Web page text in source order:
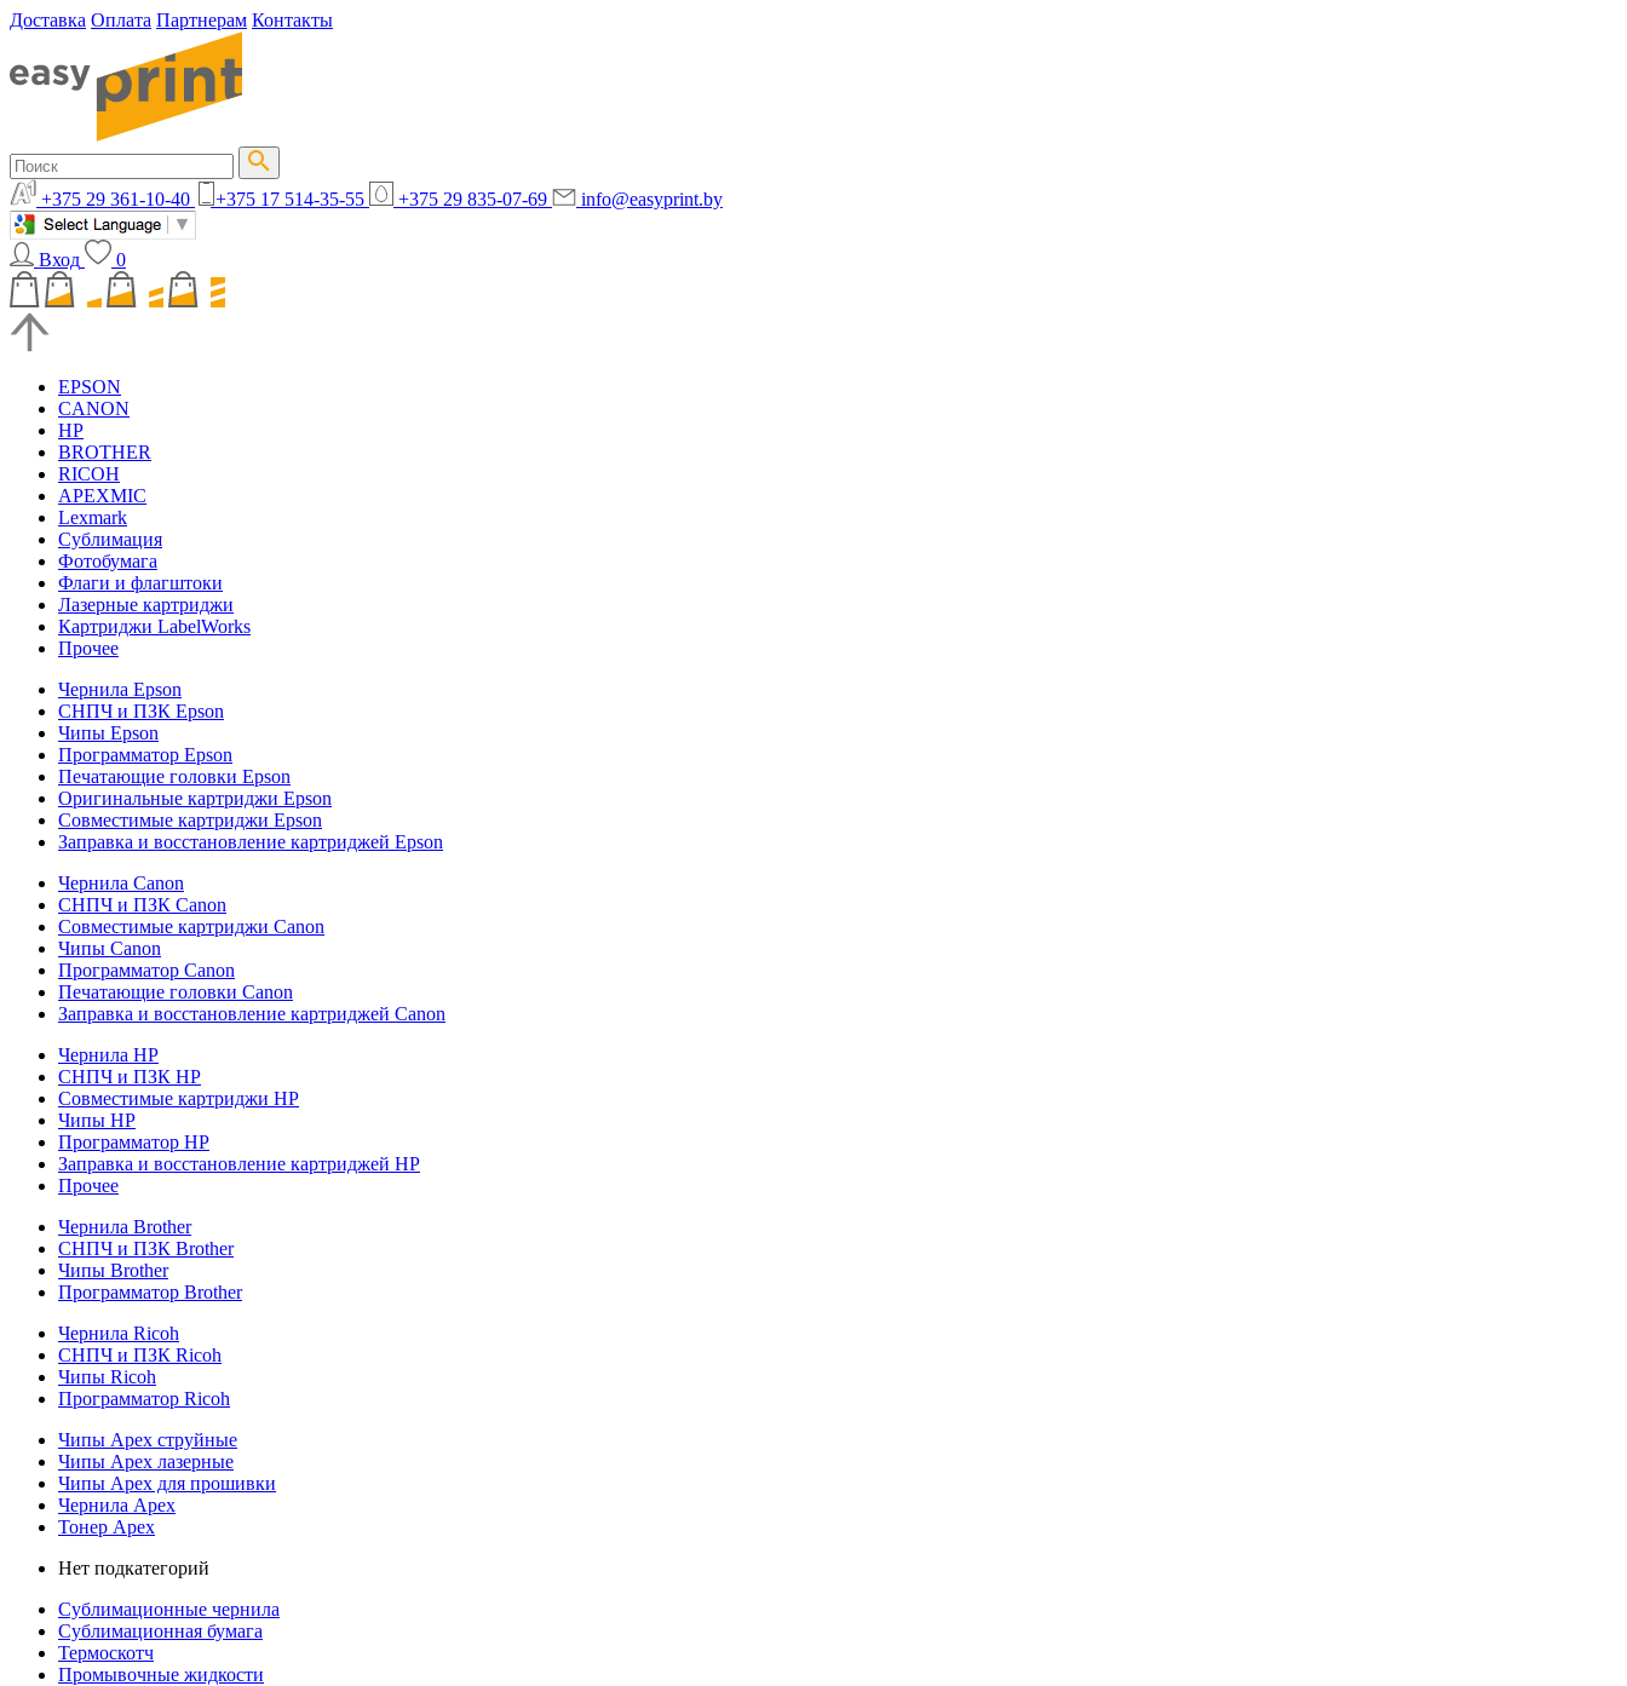
Доставка Оплата Партнерам Контакты
+375 29 361-10-40 +375 17 514-35-55 +375 29 835-07-69 info@easyprint.by
Вход 0
EPSON
CANON
HP
BROTHER
RICOH
APEXMIC
Lexmark
Сублимация
Фотобумага
Флаги и флагштоки
Лазерные картриджи
Картриджи LabelWorks
Прочее
Чернила Epson
СНПЧ и ПЗК Epson
Чипы Epson
Программатор Epson
Печатающие головки Epson
Оригинальные картриджи Epson
Совместимые картриджи Epson
Заправка и восстановление картриджей Epson
Чернила Canon
СНПЧ и ПЗК Canon
Совместимые картриджи Canon
Чипы Canon
Программатор Canon
Печатающие головки Canon
Заправка и восстановление картриджей Canon
Чернила HP
СНПЧ и ПЗК HP
Совместимые картриджи HP
Чипы HP
Программатор HP
Заправка и восстановление картриджей HP
Прочее
Чернила Brother
СНПЧ и ПЗК Brother
Чипы Brother
Программатор Brother
Чернила Ricoh
СНПЧ и ПЗК Ricoh
Чипы Ricoh
Программатор Ricoh
Чипы Apex струйные
Чипы Apex лазерные
Чипы Apex для прошивки
Чернила Apex
Тонер Apex
Нет подкатегорий
Сублимационные чернила
Сублимационная бумага
Термоскотч
Промывочные жидкости